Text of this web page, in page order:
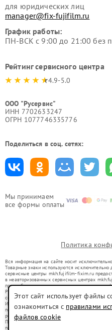
Мы принимаем
все формы оплаты
для юридических лиц
manager@fix-fujifilm.ru
График работы:
ПН-ВСК с 9:00 до 21:00 без
Рейтинг сервисного центра
4.9-5.0
ООО "Русервис"
ИНН 7702633247
ОГРН 1077746335776
Поделиться в соц. сетях:
Политика
Вся информация на сайте носит
Товарные знаки используются
сервисные центры mkh.fujifilm-fixim.ru
в неавторизованных сервисных центрах
правообладателями товарных знаков или их
Ремонт осуществляется для устройств, уже
со статьей 1487 ГК РФ.
Использование товарных знаков не
потребителей в заблуждение, а служит для
ремонту техники указанных брендов.
Представленная на сайте информация не
положениями Статьи 437(2) Гражданского
Этот сайт использует файлы
ознакомиться с правилами
файлов cookie